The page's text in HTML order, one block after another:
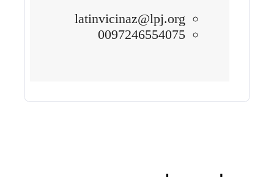
latinvicinaz@lpj.org
0097246554075